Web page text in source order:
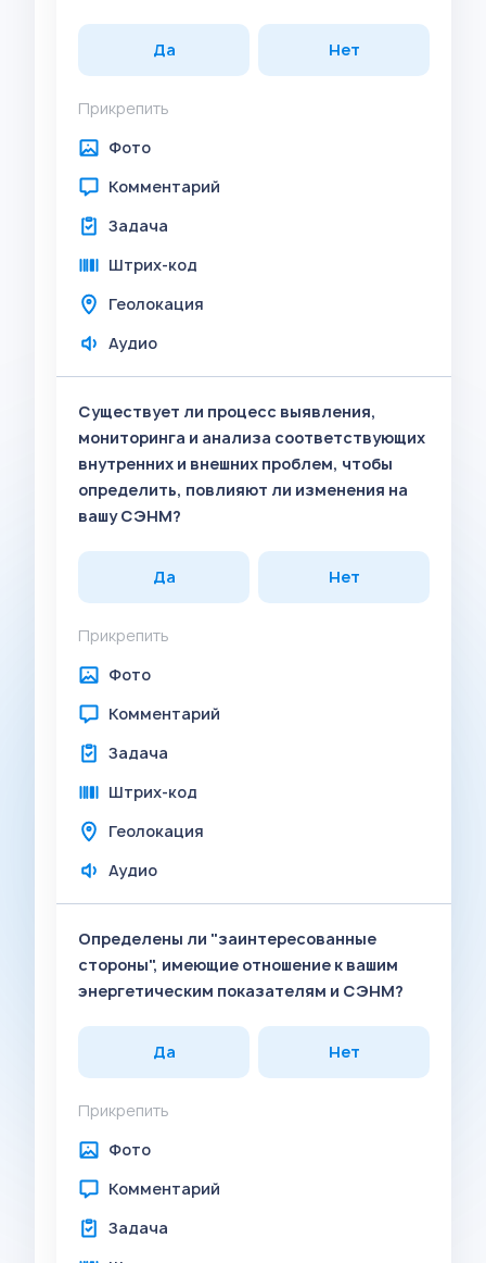
Да Нет
Прикрепить
Фото
Комментарий
Задача
Штрих-код
Геолокация
Аудио
Существует ли процесс выявления,
мониторинга и анализа соответствующих
внутренних и внешних проблем, чтобы
определить, повлияют ли изменения на
вашу СЭНМ?
Да Нет
Прикрепить
Фото
Комментарий
Задача
Штрих-код
Геолокация
Аудио
Определены ли "заинтересованные
стороны", имеющие отношение к вашим
энергетическим показателям и СЭНМ?
Да Нет
Прикрепить
Фото
Комментарий
Задача